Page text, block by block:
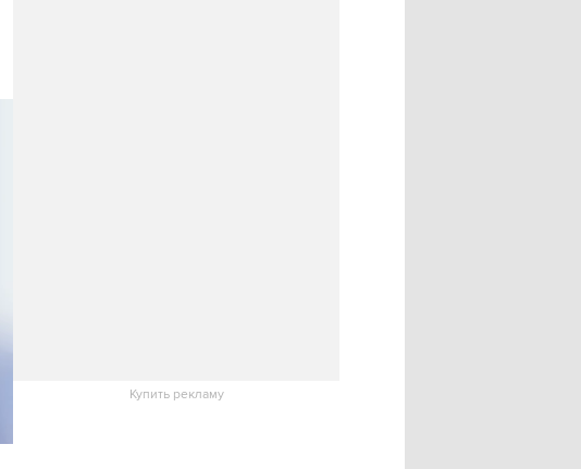
Купить рекламу